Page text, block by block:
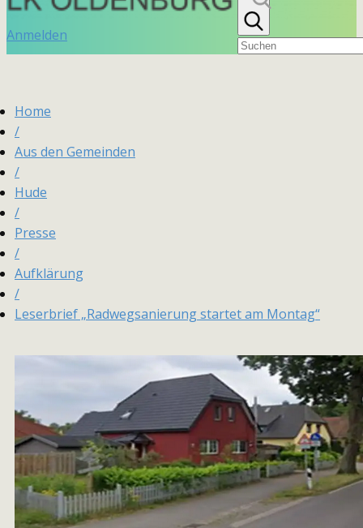
Anmelden
Home
/
Aus den Gemeinden
/
Hude
/
Presse
/
Aufklärung
/
Leserbrief „Radwegsanierung startet am Montag“